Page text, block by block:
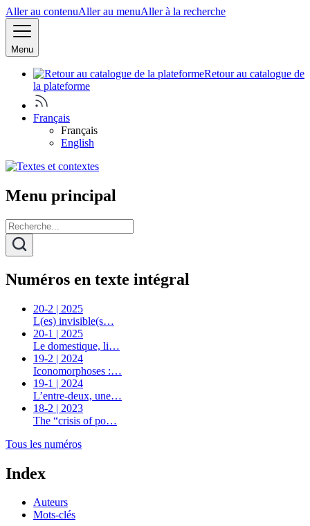
Aller au contenuAller au menuAller à la recherche
Menu
Retour au catalogue de
la plateforme
Français
Français
English
Menu principal
Numéros en texte intégral
20-2 | 2025
L(es) invisible(s…
20-1 | 2025
Le domestique, li…
19-2 | 2024
Iconomorphoses :…
19-1 | 2024
L’entre-deux, une…
18-2 | 2023
The “crisis of po…
Tous les numéros
Index
Auteurs
Mots-clés